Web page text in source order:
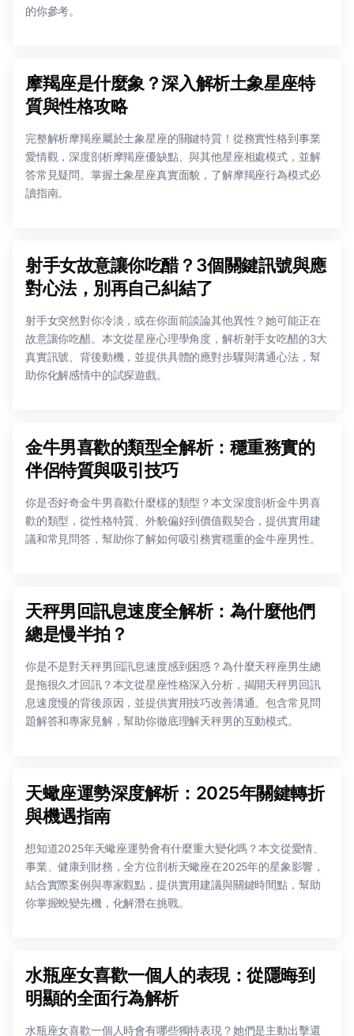
的你參考。
摩羯座是什麼象？深入解析土象星座特
質與性格攻略
完整解析摩羯座屬於土象星座的關鍵特質！從務實性格到事業
愛情觀，深度剖析摩羯座優缺點、與其他星座相處模式，並解
答常見疑問。掌握土象星座真實面貌，了解摩羯座行為模式必
讀指南。
射手女故意讓你吃醋？3個關鍵訊號與應
對心法，別再自己糾結了
射手女突然對你冷淡，或在你面前談論其他異性？她可能正在
故意讓你吃醋。本文從星座心理學角度，解析射手女吃醋的3大
真實訊號、背後動機，並提供具體的應對步驟與溝通心法，幫
助你化解感情中的試探遊戲。
金牛男喜歡的類型全解析：穩重務實的
伴侶特質與吸引技巧
你是否好奇金牛男喜歡什麼樣的類型？本文深度剖析金牛男喜
歡的類型，從性格特質、外貌偏好到價值觀契合，提供實用建
議和常見問答，幫助你了解如何吸引務實穩重的金牛座男性。
天秤男回訊息速度全解析：為什麼他們
總是慢半拍？
你是不是對天秤男回訊息速度感到困惑？為什麼天秤座男生總
是拖很久才回訊？本文從星座性格深入分析，揭開天秤男回訊
息速度慢的背後原因，並提供實用技巧改善溝通。包含常見問
題解答和專家見解，幫助你徹底理解天秤男的互動模式。
天蠍座運勢深度解析：2025年關鍵轉折
與機遇指南
想知道2025年天蠍座運勢會有什麼重大變化嗎？本文從愛情、
事業、健康到財務，全方位剖析天蠍座在2025年的星象影響，
結合實際案例與專家觀點，提供實用建議與關鍵時間點，幫助
你掌握蛻變先機，化解潛在挑戰。
水瓶座女喜歡一個人的表現：從隱晦到
明顯的全面行為解析
水瓶座女喜歡一個人時會有哪些獨特表現？她們是主動出擊還